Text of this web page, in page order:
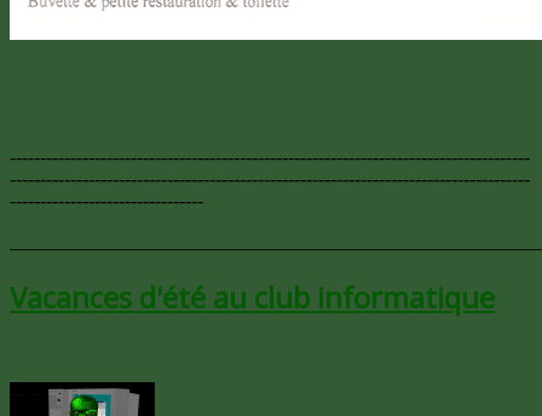
--------------------------------------------------------------------------------------
--------------------------------------------------------------------------------------
--------------------------------
Vacances d'été au club informatique